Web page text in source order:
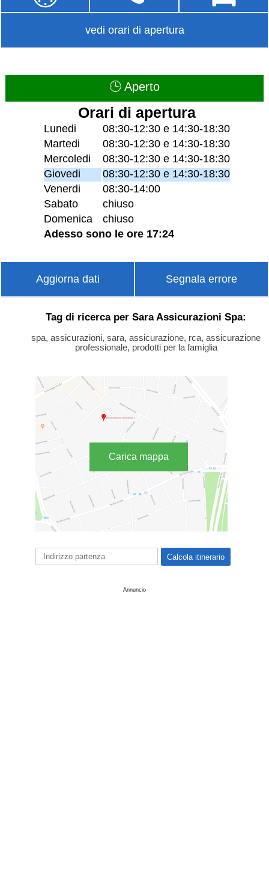
vedi orari di apertura
🕒 Aperto
Orari di apertura
Lunedi
08:30-12:30 e 14:30-18:30
Martedi
08:30-12:30 e 14:30-18:30
Mercoledi
08:30-12:30 e 14:30-18:30
Giovedi
08:30-12:30 e 14:30-18:30
Venerdi
08:30-14:00
Sabato
chiuso
Domenica
chiuso
Adesso sono le ore 17:24
Aggiorna dati Segnala errore
Tag di ricerca per Sara Assicurazioni Spa:
spa, assicurazioni, sara, assicurazione, rca, assicurazione
professionale, prodotti per la famiglia
Carica mappa
Annuncio